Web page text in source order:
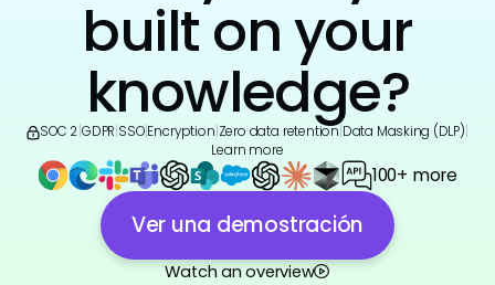
built on your
knowledge?
SOC 2 GDPR SSO|Encryption Zero data retention Data Masking (DLP)
Learn more
100+ more
Ver una demostración
Watch an overview